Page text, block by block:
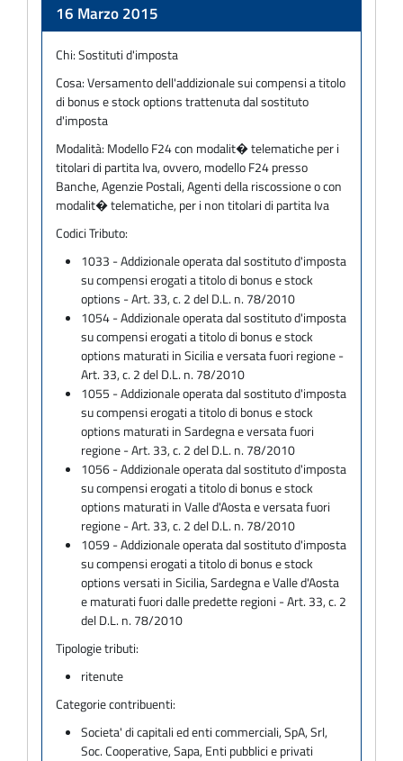
16 Marzo 2015
Chi:Sostituti d'imposta
Cosa:Versamento dell'addizionale sui compensi a titolo
di bonus e stock options trattenuta dal sostituto
d'imposta
Modalità: Modello F24 con modalit� telematiche per i
titolari di partita Iva, ovvero, modello F24 presso
Banche, Agenzie Postali, Agenti della riscossione o con
modalit� telematiche, per i non titolari di partita Iva
Codici Tributo:
1033 - Addizionale operata dal sostituto d'imposta
su compensi erogati a titolo di bonus e stock
options - Art. 33, c. 2 del D.L. n. 78/2010
1054 - Addizionale operata dal sostituto d'imposta
su compensi erogati a titolo di bonus e stock
options maturati in Sicilia e versata fuori regione -
Art. 33, c. 2 del D.L. n. 78/2010
1055 - Addizionale operata dal sostituto d'imposta
su compensi erogati a titolo di bonus e stock
options maturati in Sardegna e versata fuori
regione - Art. 33, c. 2 del D.L. n. 78/2010
1056 - Addizionale operata dal sostituto d'imposta
su compensi erogati a titolo di bonus e stock
options maturati in Valle d'Aosta e versata fuori
regione - Art. 33, c. 2 del D.L. n. 78/2010
1059 - Addizionale operata dal sostituto d'imposta
su compensi erogati a titolo di bonus e stock
options versati in Sicilia, Sardegna e Valle d'Aosta
e maturati fuori dalle predette regioni - Art. 33, c. 2
del D.L. n. 78/2010
Tipologie tributi:
ritenute
Categorie contribuenti:
Societa' di capitali ed enti commerciali, SpA, Srl,
Soc. Cooperative, Sapa, Enti pubblici e privati